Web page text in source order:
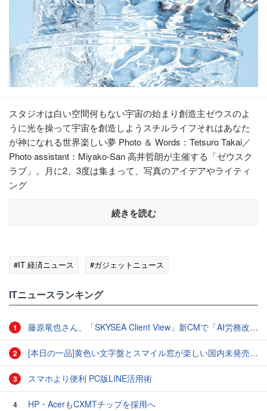
スタジオは白い空間何もない宇宙の始まり創造主ゼウスのよ
うに光を操って宇宙を創造しようスチルライフそれはあなた
が神になれる世界楽しい夢 Photo ＆ Words：Tetsuro Takai／
Photo assistant：Miyako-San 高井哲朗が主催する「ゼウスク
ラブ」。月に2、3度は集まって、写真のアイデアやライティ
ング
続きを読む
#IT 経済ニュース #ガジェットニュース
ITニュースランキング
1 藤原竜也さん、「SKYSEA Client View」新CMで「AI労務改善」をアピール 働き方をAIが分析したら「すぐに休んで」と言われる？
2 [本日の一品]黄色い文字盤とスマイル窓が楽しい国内未発売のCASIO「AMW-880D」
3 スマホより便利 PC版LINE活用術
4 HP・AcerもCXMTチップを採用へ